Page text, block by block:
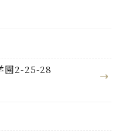
園2-25-28